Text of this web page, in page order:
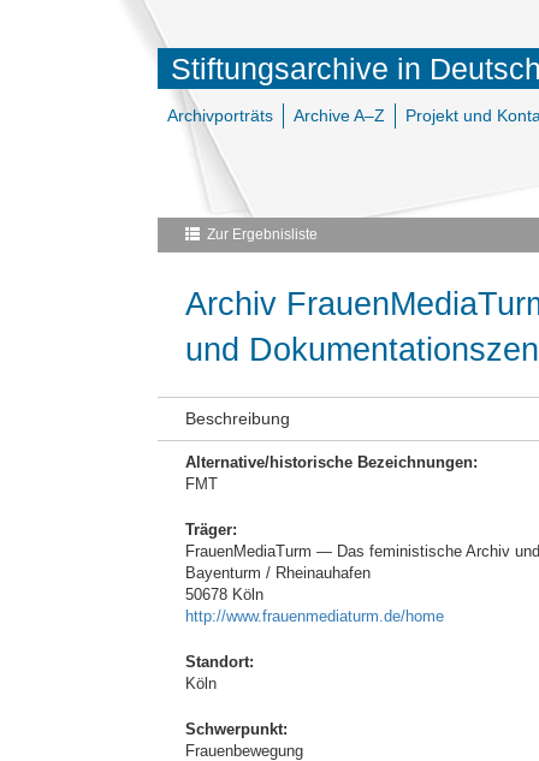
Stiftungsarchive in
Archivporträts Archive A–Z Projekt und
Zur Ergebnisliste
Archiv
und
Beschreibung
Alternative/historische Bezeichnungen:
FMT
Träger:
FrauenMediaTurm — Das feministische Archiv
Bayenturm / Rheinauhafen
50678 Köln
http://www.frauenmediaturm.de/home
Standort:
Köln
Schwerpunkt:
Frauenbewegung